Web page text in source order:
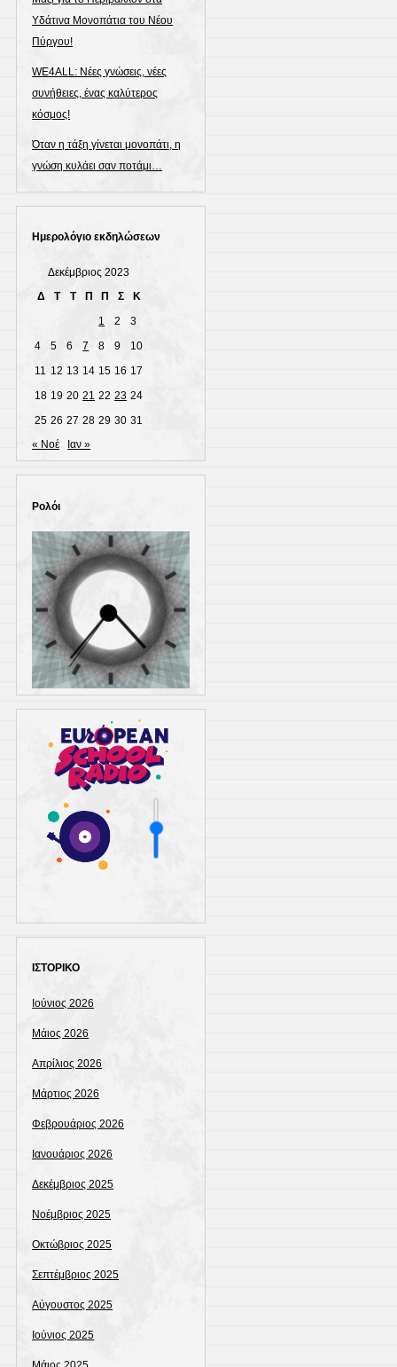
Υδάτινα Μονοπάτια του Νέου
Πύργου!
WE4ALL: Νέες γνώσεις, νέες
συνήθειες, ένας καλύτερος
κόσμος!
Όταν η τάξη γίνεται μονοπάτι, η
γνώση κυλάει σαν ποτάμι…
Ημερολόγιο εκδηλώσεων
Δεκέμβριος 2023
Δ
Τ Τ Π Π Σ
Κ
1
2
3
4
5 6 7 8 9
10
11 12 13 14 15 16 17
18 19 20 21 22 23 24
25 26 27 28 29 30 31
« Νοέ
Ιαν »
Ρολόι
ΙΣΤΟΡΙΚΟ
Ιούνιος 2026
Μάιος 2026
Απρίλιος 2026
Μάρτιος 2026
Φεβρουάριος 2026
Ιανουάριος 2026
Δεκέμβριος 2025
Νοέμβριος 2025
Οκτώβριος 2025
Σεπτέμβριος 2025
Αύγουστος 2025
Ιούνιος 2025